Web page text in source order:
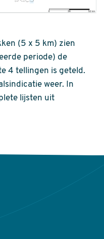
(5 x 5 km) zien
periode) de
4 tellingen is geteld.
weer. In
lijsten uit